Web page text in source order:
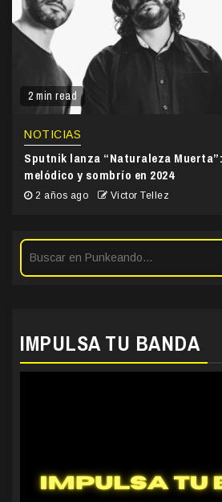
2 min read
NOTICIAS
Sputnik lanza “Naturaleza
melódico y sombrío en 2024
2 años ago Victor Tellez
IMPULSA TU BANDA